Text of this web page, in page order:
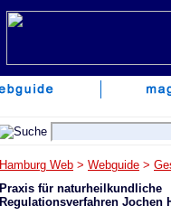
Hamburg Web > Webguide >
Praxis für naturheilkundliche
Regulationsverfahren Jochen